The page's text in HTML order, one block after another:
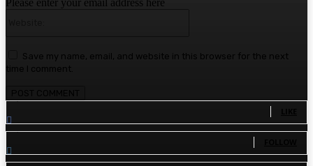
Save my name, email, and website in this browser for the next
time I comment.